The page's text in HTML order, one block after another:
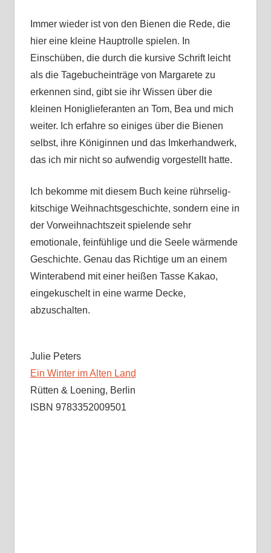
Immer wieder ist von den Bienen die Rede, die
hier eine kleine Hauptrolle spielen. In
Einschüben, die durch die kursive Schrift leicht
als die Tagebucheinträge von Margarete zu
erkennen sind, gibt sie ihr Wissen über die
kleinen Honiglieferanten an Tom, Bea und mich
weiter. Ich erfahre so einiges über die Bienen
selbst, ihre Königinnen und das Imkerhandwerk,
das ich mir nicht so aufwendig vorgestellt hatte.
Ich bekomme mit diesem Buch keine rührselig-
kitschige Weihnachtsgeschichte, sondern eine in
der Vorweihnachtszeit spielende sehr
emotionale, feinfühlige und die Seele wärmende
Geschichte. Genau das Richtige um an einem
Winterabend mit einer heißen Tasse Kakao,
eingekuschelt in eine warme Decke,
abzuschalten.
Julie Peters
Ein Winter im Alten Land
Rütten & Loening, Berlin
ISBN 9783352009501